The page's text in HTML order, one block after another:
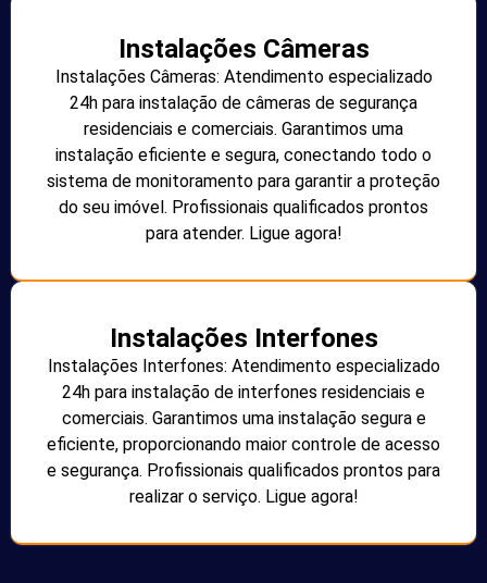
Instalações Câmeras
Instalações Câmeras: Atendimento especializado
24h para instalação de câmeras de segurança
residenciais e comerciais. Garantimos uma
instalação eficiente e segura, conectando todo o
sistema de monitoramento para garantir a proteção
do seu imóvel. Profissionais qualificados prontos
para atender. Ligue agora!
Instalações Interfones
Instalações Interfones: Atendimento especializado
24h para instalação de interfones residenciais e
comerciais. Garantimos uma instalação segura e
eficiente, proporcionando maior controle de acesso
e segurança. Profissionais qualificados prontos para
realizar o serviço. Ligue agora!